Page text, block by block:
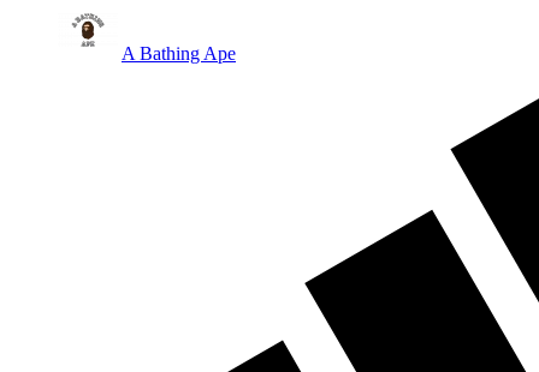
A Bathing Ape